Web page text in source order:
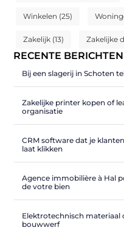
Winkelen (25)
Zakelijk (13) Zakelijke
RECENTE BERICHTEN
Bij een slagerij in Schoten
Zakelijke printer kopen of
organisatie
CRM software dat je
laat klikken
Agence immobilière à Hal
de votre bien
Elektrotechnisch materiaal
bouwwerf